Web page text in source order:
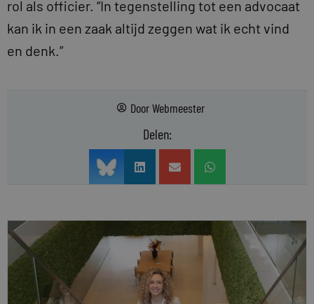
rol als officier. “In tegenstelling tot een advocaat
kan ik in een zaak altijd zeggen wat ik echt vind
en denk.”
DoorWebmeester
Delen: